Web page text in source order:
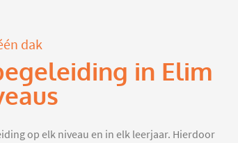
dak
in Elim
op elk niveau en in elk leerjaar. Hierdoor